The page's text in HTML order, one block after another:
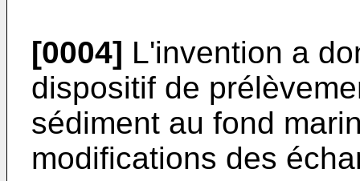
[0004] L'invention a
dispositif de
sédiment au fond
modifications des